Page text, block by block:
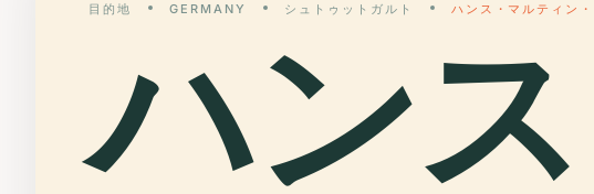
目的地 GERMANY シュトゥットガルト ハンス・マルティン
ハンス